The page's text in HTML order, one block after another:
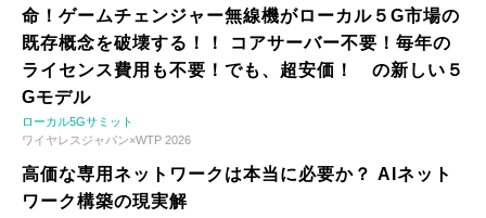
命！ゲームチェンジャー無線機がローカル５G市場の
既存概念を破壊する！！ コアサーバー不要！毎年の
ライセンス費用も不要！でも、超安価！ の新しい５
Gモデル
ローカル5Gサミット
ワイヤレスジャパン×WTP 2026
高価な専用ネットワークは本当に必要か？ AIネット
ワーク構築の現実解